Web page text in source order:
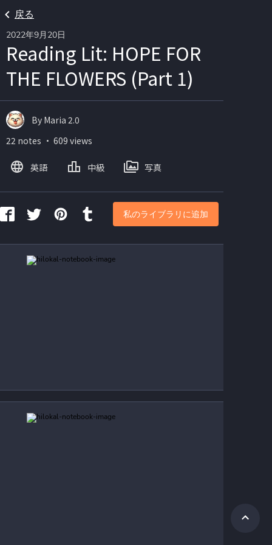
戻る
2022年9月20日
Reading Lit: HOPE FOR
THE FLOWERS (Part 1)
By Maria 2.0
22 notes ・ 609 views
英語 中級 写真
私のライブラリに追加